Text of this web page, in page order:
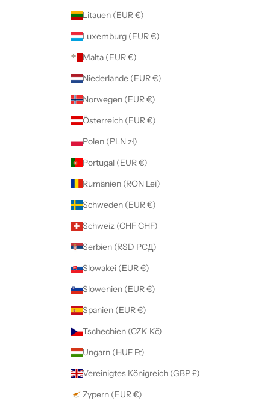
Litauen (EUR €)
Luxemburg (EUR €)
Malta (EUR €)
Niederlande (EUR €)
Norwegen (EUR €)
Österreich (EUR €)
Polen (PLN zł)
Portugal (EUR €)
Rumänien (RON Lei)
Schweden (EUR €)
Schweiz (CHF CHF)
Serbien (RSD РСД)
Slowakei (EUR €)
Slowenien (EUR €)
Spanien (EUR €)
Tschechien (CZK Kč)
Ungarn (HUF Ft)
Vereinigtes Königreich (GBP £)
Zypern (EUR €)